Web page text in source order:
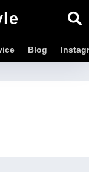
Blog